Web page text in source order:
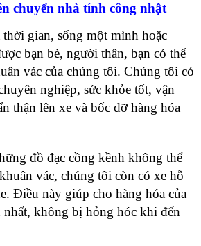
chuyển nhà tính công nhật
gian, sống một mình hoặc
bạn bè, người thân, bạn có thể
vác của chúng tôi. Chúng tôi có
nghiệp, sức khỏe tốt, vận
thận lên xe và bốc dỡ hàng hóa
đồ đạc cồng kềnh không thể
vác, chúng tôi còn có xe hỗ
Điều này giúp cho hàng hóa của
nhất, không bị hỏng hóc khi đến